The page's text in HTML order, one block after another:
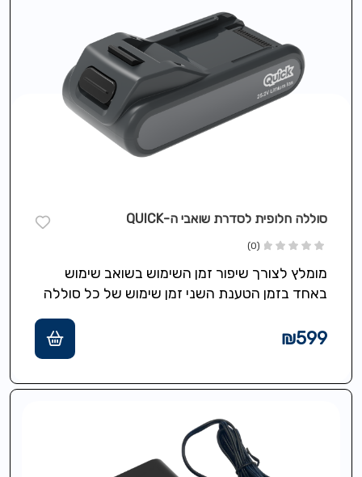
סוללה חלופית לסדרת שואבי ה-QUICK
(0)
מומלץ לצורך שיפור זמן השימוש בשואב שימוש
באחד בזמן הטענת השני זמן שימוש של כל סוללה
₪599